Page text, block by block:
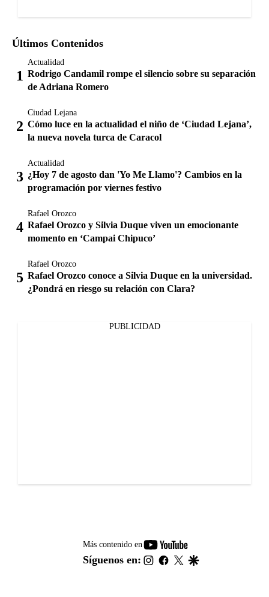
Últimos Contenidos
Actualidad
Rodrigo Candamil rompe el silencio sobre su separación
de Adriana Romero
Ciudad Lejana
Cómo luce en la actualidad el niño de ‘Ciudad Lejana’,
la nueva novela turca de Caracol
Actualidad
¿Hoy 7 de agosto dan 'Yo Me Llamo'? Cambios en la
programación por viernes festivo
Rafael Orozco
Rafael Orozco y Silvia Duque viven un emocionante
momento en ‘Campai Chipuco’
Rafael Orozco
Rafael Orozco conoce a Silvia Duque en la universidad.
¿Pondrá en riesgo su relación con Clara?
PUBLICIDAD
Más contenido en
youtube-
footer
Síguenos en: instagram
facebook
twitter